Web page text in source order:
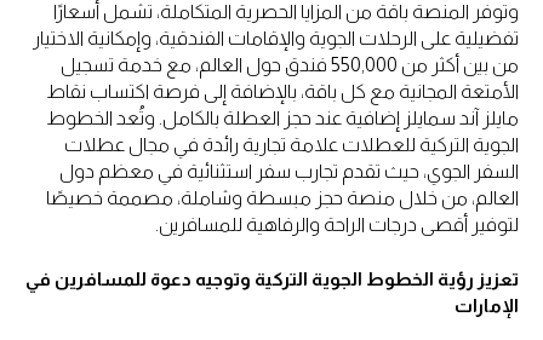
وتوفر المنصة باقة من المزايا الحصرية المتكاملة، تشمل أسعارًا
تفضيلية على الرحلات الجوية والإقامات الفندقية، وإمكانية الاختيار
من بين أكثر من 550,000 فندق حول العالم، مع خدمة تسجيل
الأمتعة المجانية مع كل باقة، بالإضافة إلى فرصة اكتساب نقاط
مايلز آند سمايلز إضافية عند حجز العطلة بالكامل. وتُعد الخطوط
الجوية التركية للعطلات علامة تجارية رائدة في مجال عطلات
السفر الجوي، حيث تقدم تجارب سفر استثنائية في معظم دول
العالم، من خلال منصة حجز مبسطة وشاملة، مصممة خصيصًا
لتوفير أقصى درجات الراحة والرفاهية للمسافرين.
تعزيز رؤية الخطوط الجوية التركية وتوجيه دعوة للمسافرين في
الإمارات